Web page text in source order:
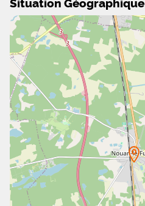
Situation Géographique